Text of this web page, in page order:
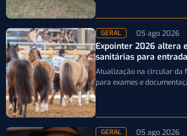
GERAL 05 ago 2026
Expointer 2026 altera
sanitárias para
entenda
Atualização na circular da
para exames e
GERAL 05 ago 2026